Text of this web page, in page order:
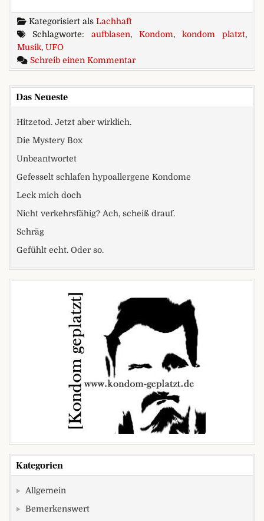
Kategorisiert als Lachhaft
Schlagworte: aufblasen, Kondom, kondom platzt,
Musik, UFO
Schreib einen Kommentarzu The Condom Hack Pack Vol.
Das Neueste
Hitzetod. Jetzt aber wirklich.
Die Mystery Box
Unbeantwortet
Gefesselt schlafen hypoallergene Kondome
Leck mich doch
Nicht verkehrsfähig? Ach, scheiß drauf.
Schräg
Gefühlt echt. Oder so.
Kategorien
Allgemein
Bemerkenswert